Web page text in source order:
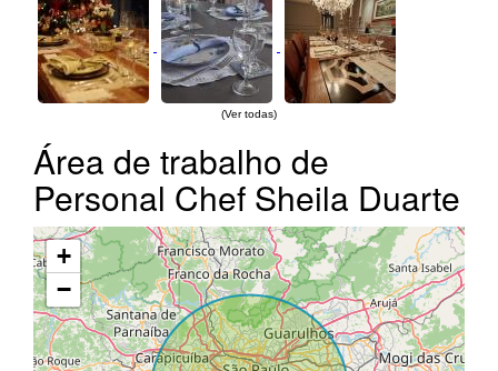
(Ver todas)
Área de trabalho de
Personal Chef Sheila Duarte
+
−